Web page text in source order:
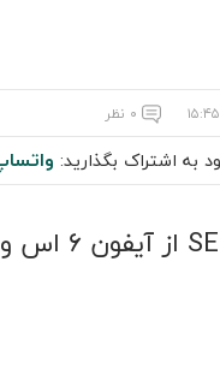
۰ نظر
به اشتراک بگذارید: